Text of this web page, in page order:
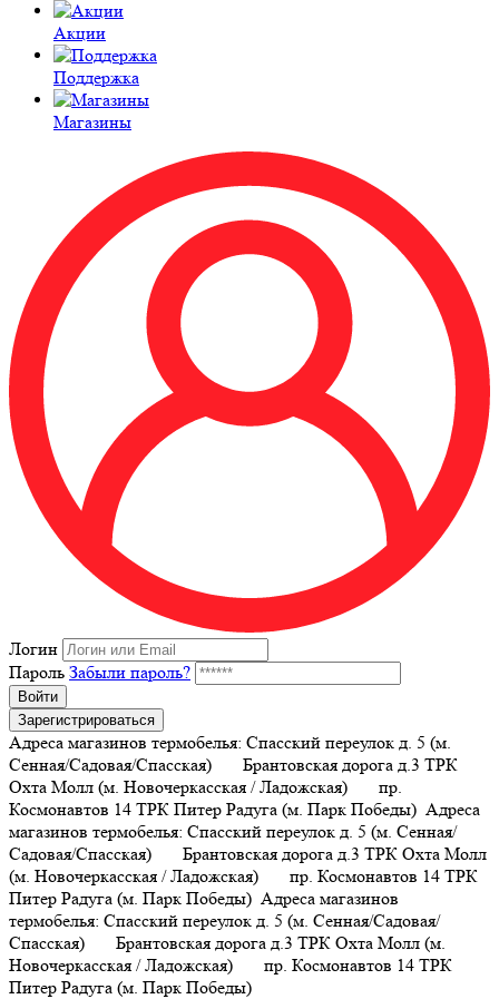
Акции
Поддержка
Магазины
Логин
Пароль Забыли пароль?
Войти
Зарегистрироваться
Адреса магазинов термобелья: Спасский переулок д. 5 (м.
Сенная/Садовая/Спасская) Брантовская дорога д.3 ТРК
Охта Молл (м. Новочеркасская / Ладожская) пр.
Космонавтов 14 ТРК Питер Радуга (м. Парк Победы) Адреса
магазинов термобелья: Спасский переулок д. 5 (м. Сенная/
Садовая/Спасская) Брантовская дорога д.3 ТРК Охта Молл
(м. Новочеркасская / Ладожская) пр. Космонавтов 14 ТРК
Питер Радуга (м. Парк Победы) Адреса магазинов
термобелья: Спасский переулок д. 5 (м. Сенная/Садовая/
Спасская) Брантовская дорога д.3 ТРК Охта Молл (м.
Новочеркасская / Ладожская) пр. Космонавтов 14 ТРК
Питер Радуга (м. Парк Победы)